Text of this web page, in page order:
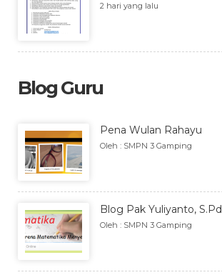
2 hari yang lalu
Blog Guru
Pena Wulan Rahayu
Oleh : SMPN 3 Gamping
Blog Pak Yuliyanto, S.Pd
Oleh : SMPN 3 Gamping